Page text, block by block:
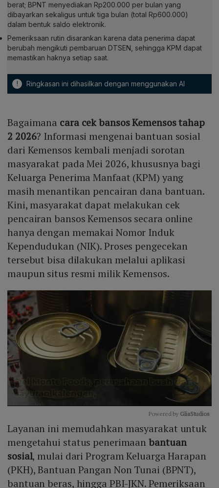
berat; BPNT menyediakan Rp200.000 per bulan yang
dibayarkan sekaligus untuk tiga bulan (total Rp600.000)
dalam bentuk saldo elektronik.
Pemeriksaan rutin disarankan karena data penerima dapat
berubah mengikuti pembaruan DTSEN, sehingga KPM dapat
memastikan haknya setiap saat.
! Ringkasan ini dihasilkan dengan menggunakan AI
Bagaimana cara cek bansos Kemensos tahap
2 2026? Informasi mengenai bantuan sosial
dari Kemensos kembali menjadi sorotan
masyarakat pada Mei 2026, khususnya bagi
Keluarga Penerima Manfaat (KPM) yang
masih menantikan pencairan dana bantuan.
Kini, masyarakat dapat melakukan cek
pencairan bansos Kemensos secara online
hanya dengan memakai Nomor Induk
Kependudukan (NIK). Proses pengecekan
tersebut bisa dilakukan melalui aplikasi
maupun situs resmi milik Kemensos.
Mute
Powered by GliaStudios
Layanan ini memudahkan masyarakat untuk
mengetahui status penerimaanbantuan
sosial, mulai dari Program Keluarga Harapan
(PKH), Bantuan Pangan Non Tunai (BPNT),
bantuan beras, hingga PBI-JKN. Pemeriksaan